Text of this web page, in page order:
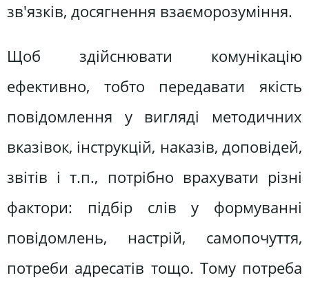
зв'язків, досягнення взаєморозуміння.
Щоб здійснювати комунікацію
ефективно, тобто передавати якість
повідомлення у вигляді методичних
вказівок, інструкцій, наказів, доповідей,
звітів і т.п., потрібно врахувати різні
фактори: підбір слів у формуванні
повідомлень, настрій, самопочуття,
потреби адресатів тощо. Тому потреба